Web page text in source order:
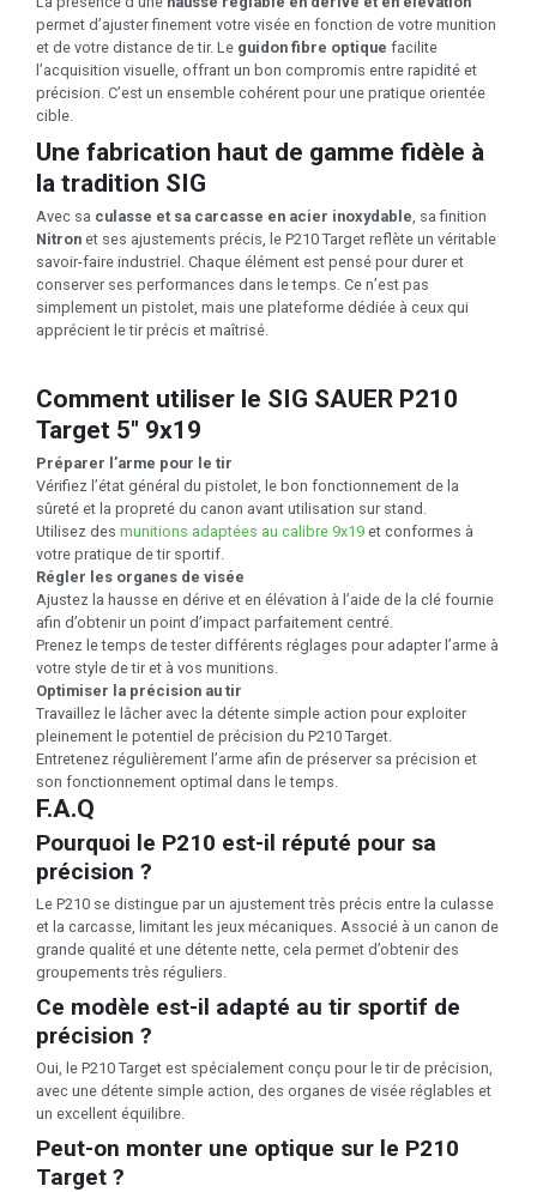
permet d’ajuster finement votre visée en fonction de votre munition
et de votre distance de tir. Le guidon fibre optique facilite
l’acquisition visuelle, offrant un bon compromis entre rapidité et
précision. C’est un ensemble cohérent pour une pratique orientée
cible.
Une fabrication haut de gamme fidèle à
la tradition SIG
Avec sa culasse et sa carcasse en acier inoxydable , sa finition
Nitron et ses ajustements précis, le P210 Target reflète un véritable
savoir-faire industriel. Chaque élément est pensé pour durer et
conserver ses performances dans le temps. Ce n’est pas
simplement un pistolet, mais une plateforme dédiée à ceux qui
apprécient le tir précis et maîtrisé.
Comment utiliser le SIG SAUER P210
Target 5" 9x19
Préparer l’arme pour le tir
Vérifiez l’état général du pistolet, le bon fonctionnement de la
sûreté et la propreté du canon avant utilisation sur stand.
Utilisez des munitions adaptées au calibre 9x19 et conformes à
votre pratique de tir sportif.
Régler les organes de visée
Ajustez la hausse en dérive et en élévation à l’aide de la clé fournie
afin d’obtenir un point d’impact parfaitement centré.
Prenez le temps de tester différents réglages pour adapter l’arme à
votre style de tir et à vos munitions.
Optimiser la précision au tir
Travaillez le lâcher avec la détente simple action pour exploiter
pleinement le potentiel de précision du P210 Target.
Entretenez régulièrement l’arme afin de préserver sa précision et
son fonctionnement optimal dans le temps.
F.A.Q
Pourquoi le P210 est-il réputé pour sa
précision ?
Le P210 se distingue par un ajustement très précis entre la culasse
et la carcasse, limitant les jeux mécaniques. Associé à un canon de
grande qualité et une détente nette, cela permet d’obtenir des
groupements très réguliers.
Ce modèle est-il adapté au tir sportif de
précision ?
Oui, le P210 Target est spécialement conçu pour le tir de précision,
avec une détente simple action, des organes de visée réglables et
un excellent équilibre.
Peut-on monter une optique sur le P210
Target ?